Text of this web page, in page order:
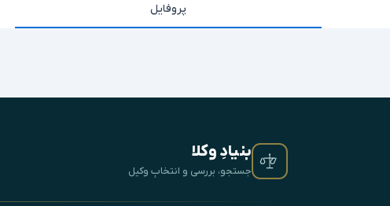
پروفایل
بنیادِ وکلا
جستجو، بررسی و انتخابِ وکیل